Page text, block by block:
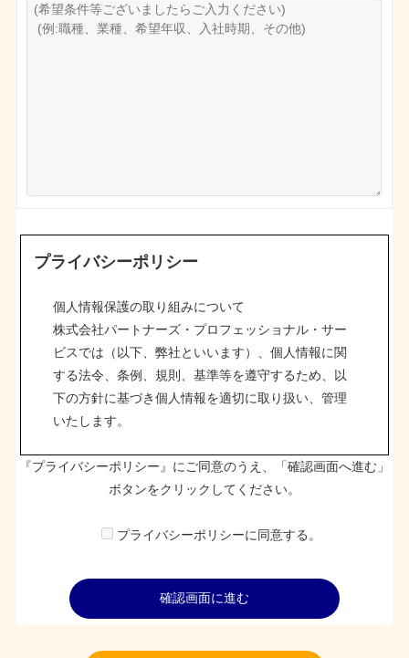
プライバシーポリシー
個人情報保護の取り組みについて
株式会社パートナーズ・プロフェッショナル・サー
ビスでは（以下、弊社といいます）、個人情報に関
する法令、条例、規則、基準等を遵守するため、以
下の方針に基づき個人情報を適切に取り扱い、管理
いたします。
１.個人情報の取得・利用
上で適切な方法での取得・利用・提供などを行い、
取得した個人情報は利用目的の範囲内で取り扱いま
『プライバシーポリシー』にご同意のうえ、「確認画面へ進む」
ボタンをクリックしてください。
プライバシーポリシーに同意する。